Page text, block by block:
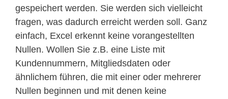
gespeichert werden. Sie werden sich vielleicht
fragen, was dadurch erreicht werden soll. Ganz
einfach, Excel erkennt keine vorangestellten
Nullen. Wollen Sie z.B. eine Liste mit
Kundennummern, Mitgliedsdaten oder
ähnlichem führen, die mit einer oder mehrerer
Nullen beginnen und mit denen keine